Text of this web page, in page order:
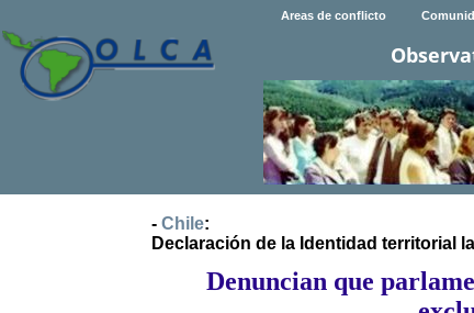
Areas de conflicto
- Chile:
Declaración de la Identidad territorial
Denuncian que